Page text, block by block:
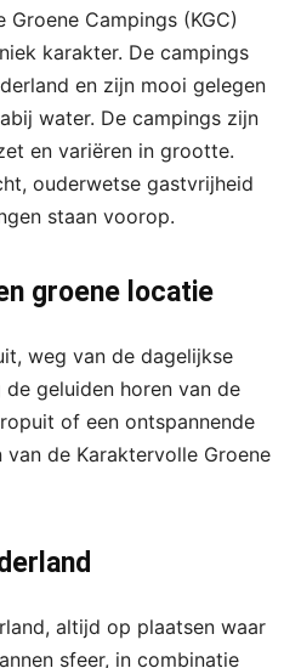
Campings (KGC)
karakter. De campings
en zijn mooi gelegen
water. De campings zijn
en variëren in grootte.
ouderwetse gastvrijheid
staan voorop.
groene locatie
weg van de dagelijkse
de geluiden horen van de
of een ontspannende
de Karaktervolle Groene
altijd op plaatsen waar
sfeer, in combinatie